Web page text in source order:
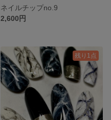
ネイルチップno.9
2,600円
残り1点